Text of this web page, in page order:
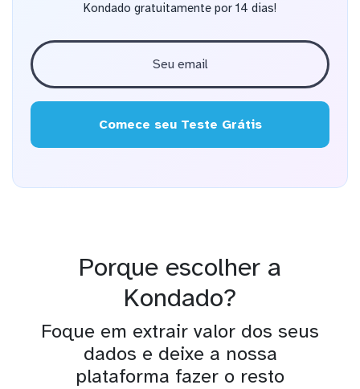
Kondado gratuitamente por 14 dias!
Comece seu Teste Grátis
Porque escolher a
Kondado?
Foque em extrair valor dos seus
dados e deixe a nossa
plataforma fazer o resto